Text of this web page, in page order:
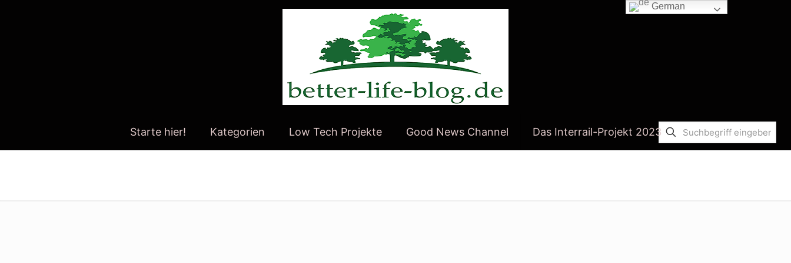
Starte hier! Kategorien Low Tech Projekte Good News Channel Das Interrail-Projekt 2023
German